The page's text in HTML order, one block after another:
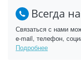
Всегда
Связаться с нами
e-mail, телефон,
Подробнее